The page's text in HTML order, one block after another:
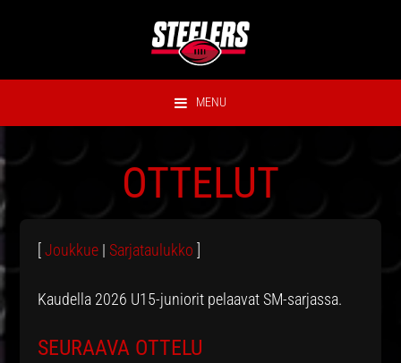
MENU
OTTELUT
[Joukkue |Sarjataulukko
Kaudella 2026 U15-juniorit pelaavat SM-sarjassa.
SEURAAVA OTTELU